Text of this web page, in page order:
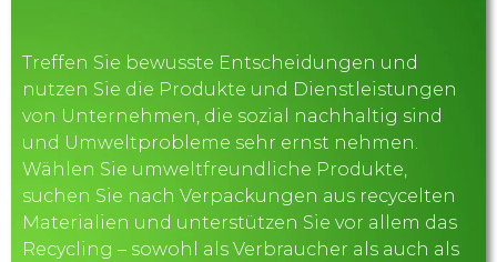
Treffen Sie bewusste Entscheidungen und
nutzen Sie die Produkte und Dienstleistungen
von Unternehmen, die sozial nachhaltig sind
und Umweltprobleme sehr ernst nehmen.
Wählen Sie umweltfreundliche Produkte,
suchen Sie nach Verpackungen aus recycelten
Materialien und unterstützen Sie vor allem das
Recycling – sowohl als Verbraucher als auch als